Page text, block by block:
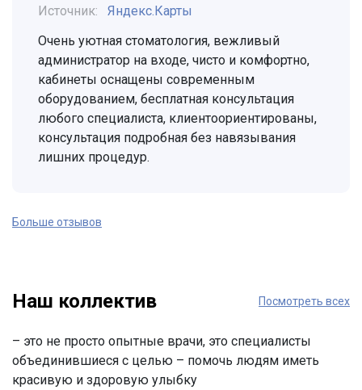
Источник:
Яндекс.Карты
Очень уютная стоматология, вежливый
администратор на входе, чисто и комфортно,
кабинеты оснащены современным
оборудованием, бесплатная консультация
любого специалиста, клиентоориентированы,
консультация подробная без навязывания
лишних процедур.
Больше отзывов
Наш коллектив Посмотреть всех
– это не просто опытные врачи, это специалисты
объединившиеся с целью – помочь людям иметь
красивую и здоровую улыбку